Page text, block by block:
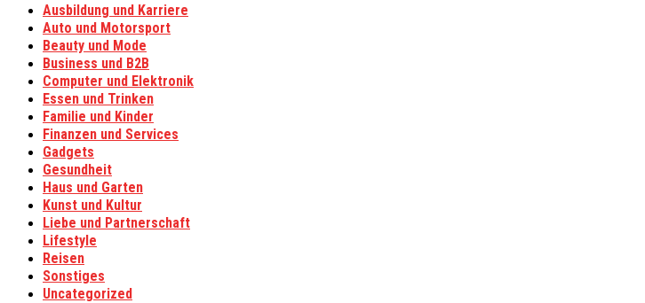
Ausbildung und Karriere
Auto und Motorsport
Beauty und Mode
Business und B2B
Computer und Elektronik
Essen und Trinken
Familie und Kinder
Finanzen und Services
Gadgets
Gesundheit
Haus und Garten
Kunst und Kultur
Liebe und Partnerschaft
Lifestyle
Reisen
Sonstiges
Uncategorized